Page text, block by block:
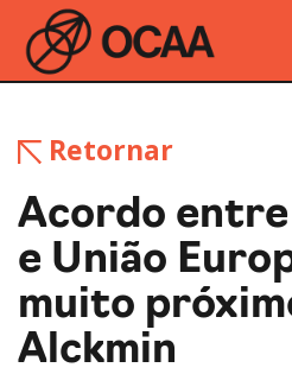
Retornar
Acordo
e União
muito
Alckmin